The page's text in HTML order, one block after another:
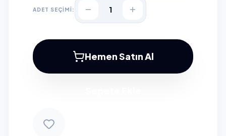
ADET SEÇİMİ: 1
Hemen Satın Al